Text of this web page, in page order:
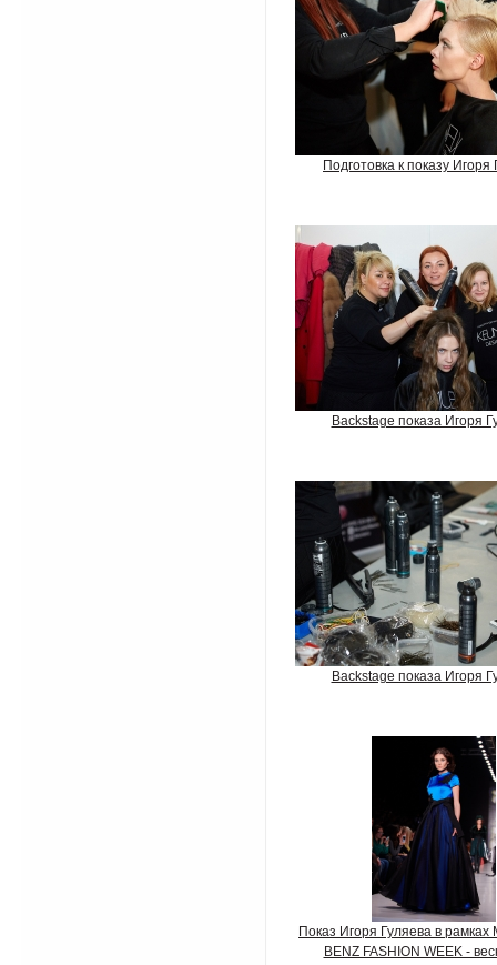
Подготовка к показу Игоря
Backstage показа Игоря
Backstage показа Игоря
Показ Игоря Гуляева в рамках
BENZ FASHION WEEK -